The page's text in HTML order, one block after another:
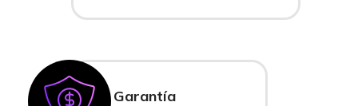
Garantía